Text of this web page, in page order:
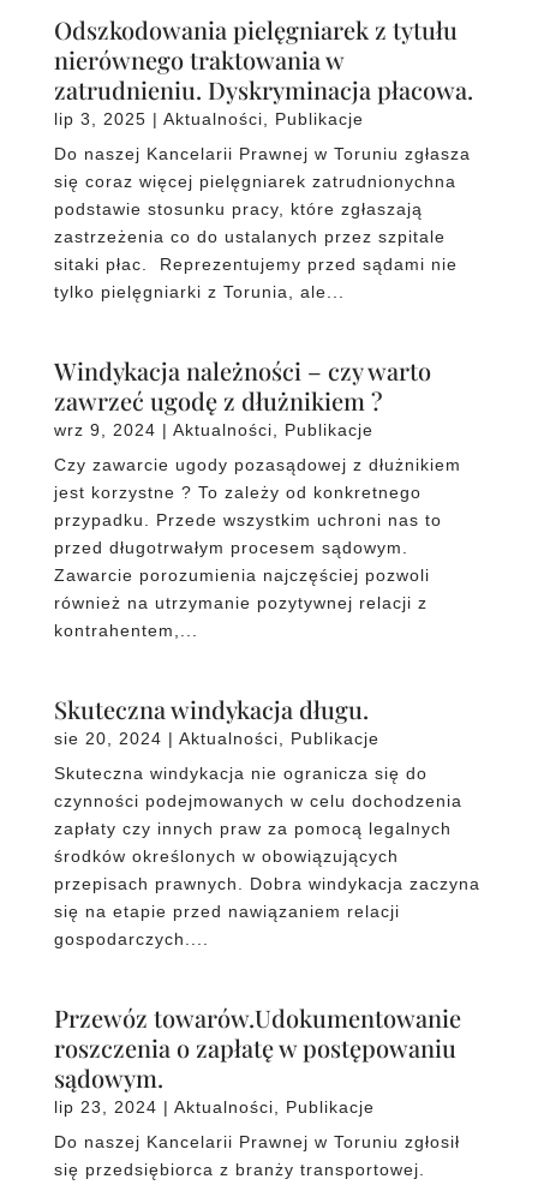
Odszkodowania pielęgniarek z tytułu
nierównego traktowania w
zatrudnieniu. Dyskryminacja płacowa.
lip 3, 2025 | Aktualności
Publikacje
Do naszej Kancelarii Prawnej w Toruniu zgłasza
się coraz więcej pielęgniarek zatrudnionychna
podstawie stosunku pracy, które zgłaszają
zastrzeżenia co do ustalanych przez szpitale
sitaki płac. Reprezentujemy przed sądami nie
tylko pielęgniarki z Torunia, ale...
Windykacja należności – czy warto
zawrzeć ugodę z dłużnikiem ?
wrz 9, 2024 | Aktualności
Publikacje
Czy zawarcie ugody pozasądowej z dłużnikiem
jest korzystne ? To zależy od konkretnego
przypadku. Przede wszystkim uchroni nas to
przed długotrwałym procesem sądowym.
Zawarcie porozumienia najczęściej pozwoli
również na utrzymanie pozytywnej relacji z
kontrahentem,...
Skuteczna windykacja długu.
sie 20, 2024 | Aktualności
Publikacje
Skuteczna windykacja nie ogranicza się do
czynności podejmowanych w celu dochodzenia
zapłaty czy innych praw za pomocą legalnych
środków określonych w obowiązujących
przepisach prawnych. Dobra windykacja zaczyna
się na etapie przed nawiązaniem relacji
gospodarczych....
Przewóz towarów.Udokumentowanie
roszczenia o zapłatę w postępowaniu
sądowym.
lip 23, 2024 | Aktualności
Publikacje
Do naszej Kancelarii Prawnej w Toruniu zgłosił
się przedsiębiorca z branży transportowej.